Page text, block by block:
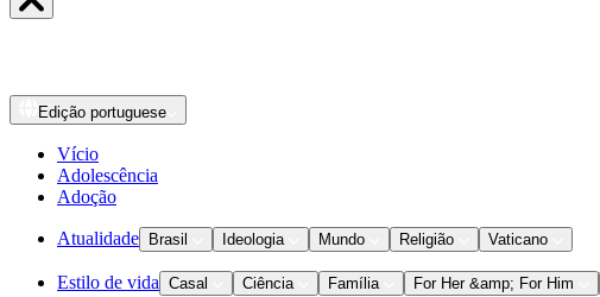
Edição portuguese
Vício
Adolescência
Adoção
Atualidade Brasil Ideologia Mundo Religião Vaticano
Estilo de vida Casal Ciência Família For Her &amp; For Him